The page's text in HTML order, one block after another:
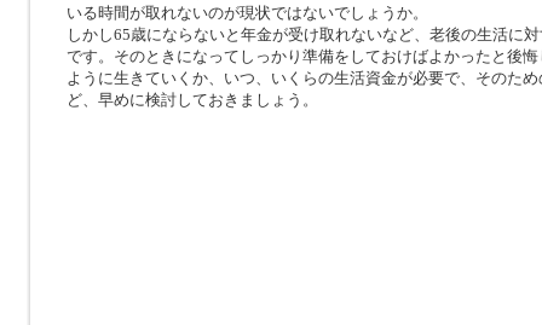
いる時間が取れないのが現状ではないでしょうか。
しかし65歳にならないと年金が受け取れないなど、老後の生活に
です。そのときになってしっかり準備をしておけばよかったと後
ように生きていくか、いつ、いくらの生活資金が必要で、そのた
ど、早めに検討しておきましょう。